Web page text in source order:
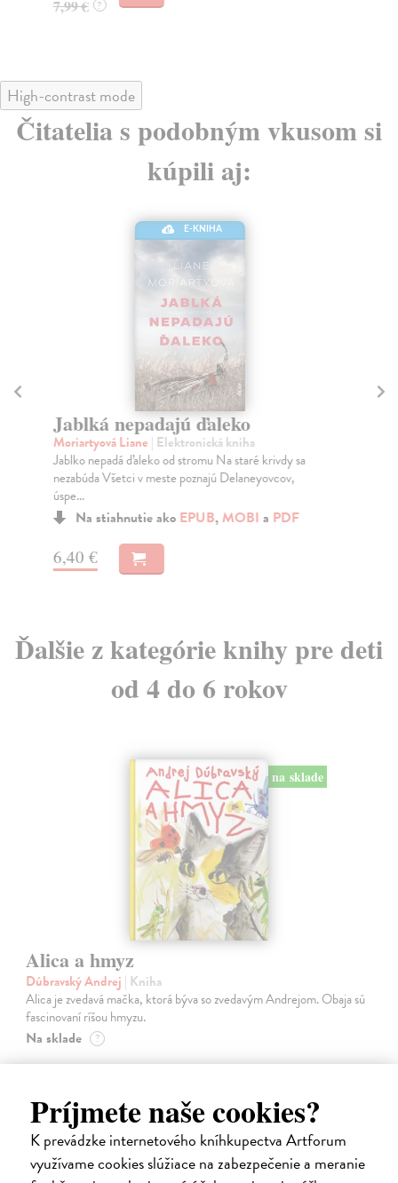
Príjmete naše cookies?
K prevádzke internetového kníhkupectva Artforum
využívame cookies slúžiace na zabezpečenie a meranie
7,99 € ?
High-contrast mode
Čitatelia s podobným vkusom si
kúpili aj:
E-KNIHA
Jablká nepadajú ďaleko
Moriartyová Liane | Elektronická kniha
Jablko nepadá ďaleko od stromu Na staré krivdy sa
nezabúda Všetci v meste poznajú Delaneyovcov,
úspe...
Na stiahnutie ako EPUB,MOBI a PDF
6,40 €
Ďalšie z kategórie knihy pre deti
od 4 do 6 rokov
na sklade
Alica a hmyz
Dúbravský Andrej | Kniha
Alica je zvedavá mačka, ktorá býva so zvedavým Andrejom. Obaja sú
fascinovaní ríšou hmyzu.
Na sklade ?
28,90 €